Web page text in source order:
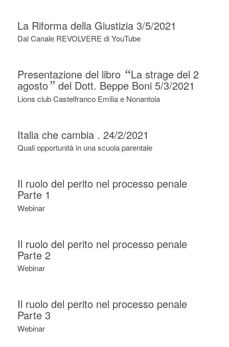
La Riforma della Giustizia 3/5/2021
Dal Canale REVOLVERE di YouTube
Presentazione del libro “La strage del 2
agosto” del Dott. Beppe Boni 5/3/2021
Lions club Castelfranco Emilia e Nonantola
Italia che cambia . 24/2/2021
Quali opportunità in una scuola parentale
Il ruolo del perito nel processo penale
Parte 1
Webinar
Il ruolo del perito nel processo penale
Parte 2
Webinar
Il ruolo del perito nel processo penale
Parte 3
Webinar